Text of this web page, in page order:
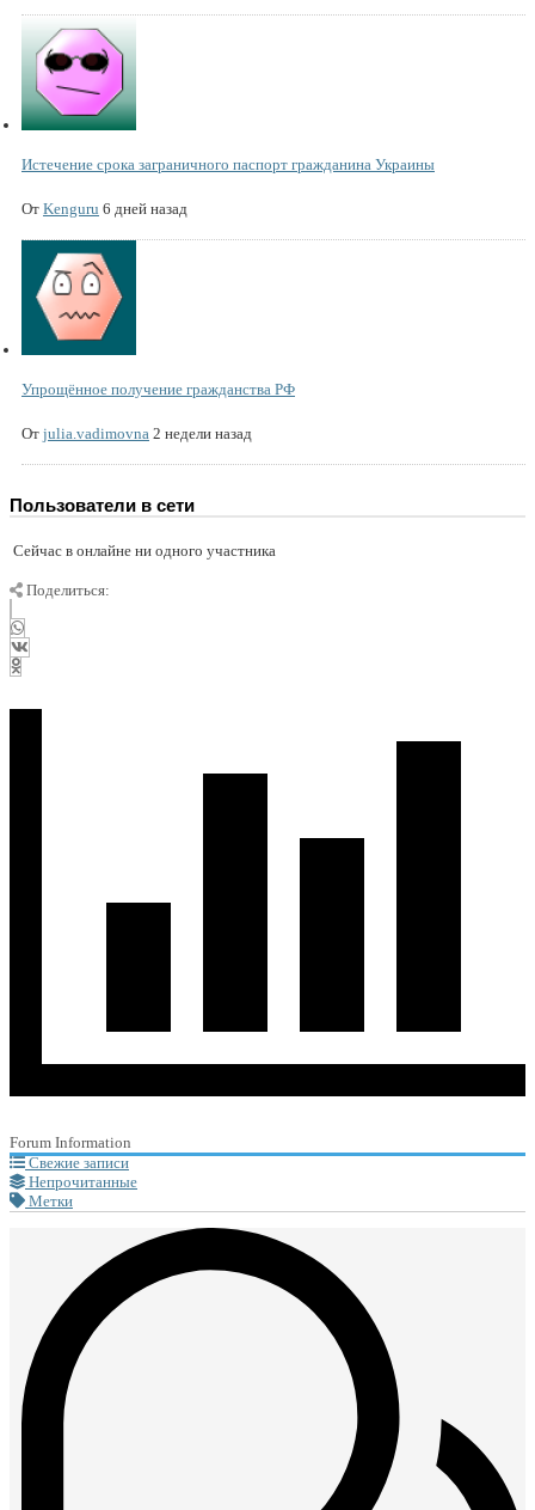
Истечение срока заграничного паспорт гражданина Украины
От Kenguru 6 дней назад
Упрощённое получение гражданства РФ
От julia.vadimovna 2 недели назад
Пользователи в сети
Сейчас в онлайне ни одного участника
Поделиться:
Forum Information
Свежие записи
Непрочитанные
Метки